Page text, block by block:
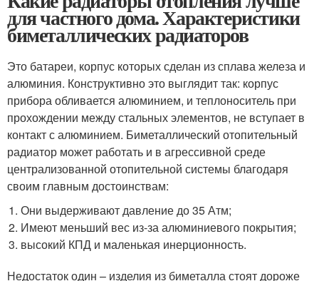
для частного дома. Характеристики
биметаллических радиаторов
Это батареи, корпус которых сделан из сплава железа и
алюминия. Конструктивно это выглядит так: корпус
прибора обливается алюминием, и теплоноситель при
прохождении между стальных элементов, не вступает в
контакт с алюминием. Биметаллический отопительный
радиатор может работать и в агрессивной среде
централизованной отопительной системы благодаря
своим главным достоинствам:
Они выдерживают давление до 35 Атм;
Имеют меньший вес из-за алюминиевого покрытия;
высокий КПД и маленькая инерционность.
Недостаток один – изделия из биметалла стоят дороже